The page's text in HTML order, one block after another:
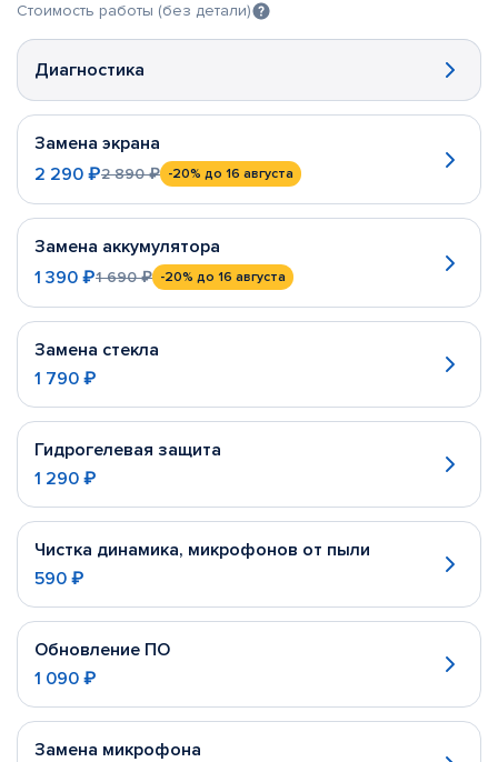
Стоимость работы (без детали)
Диагностика
Замена экрана
2 290 ₽2 890 ₽ -20% до 16 августа
Замена аккумулятора
1 390 ₽1 690 ₽ -20% до 16 августа
Замена стекла
1 790 ₽
Гидрогелевая защита
1 290 ₽
Чистка динамика, микрофонов от пыли
590 ₽
Обновление ПО
1 090 ₽
Замена микрофона